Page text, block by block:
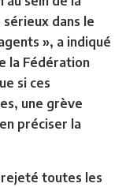
dans le
», a indiqué
la Fédération
si ces
une grève
préciser la
toutes les